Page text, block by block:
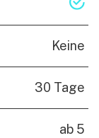
Keine
30 Tage
ab 5